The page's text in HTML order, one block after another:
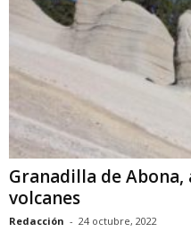
Granadilla de
volcanes
Redacción - 24 octubre, 2022